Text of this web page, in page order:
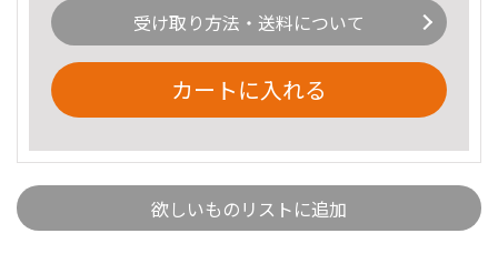
受け取り方法・送料について
カートに入れる
欲しいものリストに追加